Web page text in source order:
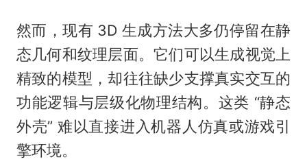
然而，现有 3D 生成方法大多仍停留在静
态几何和纹理层面。它们可以生成视觉上
精致的模型，却往往缺少支撑真实交互的
功能逻辑与层级化物理结构。这类 “静态
外壳” 难以直接进入机器人仿真或游戏引
擎环境。